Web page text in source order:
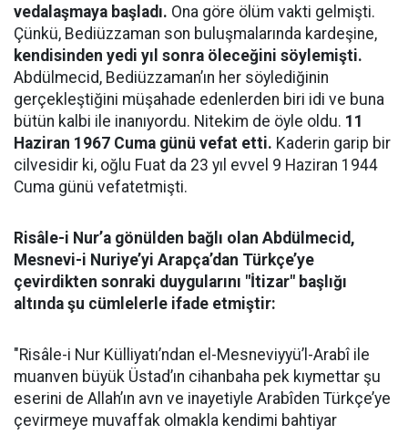
vedalaşmaya başladı. Ona göre ölüm vakti gelmişti.
Çünkü, Bediüzzaman son buluşmalarında kardeşine,
kendisinden yedi yıl sonra öleceğini söylemişti.
Abdülmecid, Bediüzzaman’ın her söylediğinin
gerçekleştiğini müşahade edenlerden biri idi ve buna
bütün kalbi ile inanıyordu. Nitekim de öyle oldu. 11
Haziran 1967 Cuma günü vefat etti. Kaderin garip bir
cilvesidir ki, oğlu Fuat da 23 yıl evvel 9 Haziran 1944
Cuma günü vefatetmişti.
Risâle-i Nur’a gönülden bağlı olan Abdülmecid,
Mesnevi-i Nuriye’yi Arapça’dan Türkçe’ye
çevirdikten sonraki duygularını "İtizar" başlığı
altında şu cümlelerle ifade etmiştir:
"Risâle-i Nur Külliyatı’ndan el-Mesneviyyü’l-Arabî ile
muanven büyük Üstad’ın cihanbaha pek kıymettar şu
eserini de Allah’ın avn ve inayetiyle Arabîden Türkçe’ye
çevirmeye muvaffak olmakla kendimi bahtiyar